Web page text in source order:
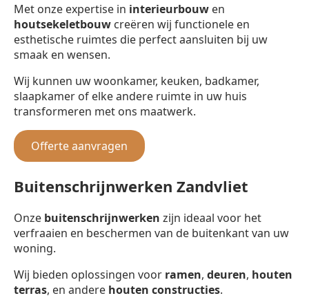
Met onze expertise in interieurbouw en
houtsekeletbouw creëren wij functionele en
esthetische ruimtes die perfect aansluiten bij uw
smaak en wensen.
Wij kunnen uw woonkamer, keuken, badkamer,
slaapkamer of elke andere ruimte in uw huis
transformeren met ons maatwerk.
Offerte aanvragen
Buitenschrijnwerken Zandvliet
Onze buitenschrijnwerken zijn ideaal voor het
verfraaien en beschermen van de buitenkant van uw
woning.
Wij bieden oplossingen voor ramen, deuren, houten
terras, en andere houten constructies.